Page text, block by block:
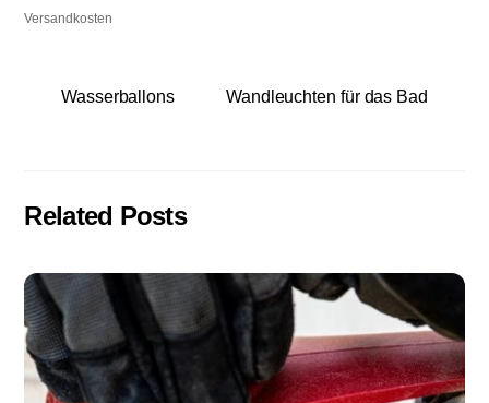
Versandkosten
Wasserballons Wandleuchten für das Bad
Related Posts